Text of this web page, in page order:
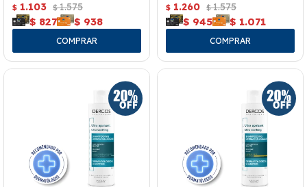
$ 1.103 $ 1.575
$ 827 $ 938
$ 1.260 $ 1.575
$ 945 $ 1.071